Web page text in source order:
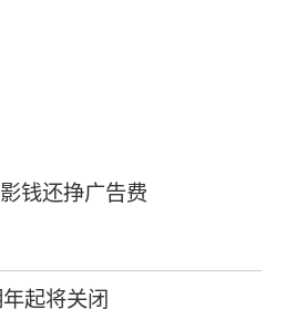
钱还挣广告费
起将关闭